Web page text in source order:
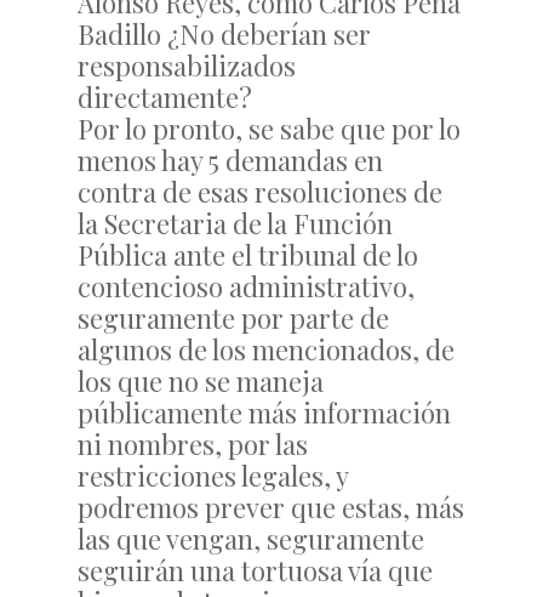
Badillo ¿No deberían ser
responsabilizados
directamente?
Por lo pronto, se sabe que por lo
menos hay 5 demandas en
contra de esas resoluciones de
la Secretaria de la Función
Pública ante el tribunal de lo
contencioso administrativo,
seguramente por parte de
algunos de los mencionados, de
los que no se maneja
públicamente más información
ni nombres, por las
restricciones legales, y
podremos prever que estas, más
las que vengan, seguramente
seguirán una tortuosa vía que